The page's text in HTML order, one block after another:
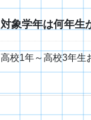
対象学年は何年生
高校1年～高校3年生